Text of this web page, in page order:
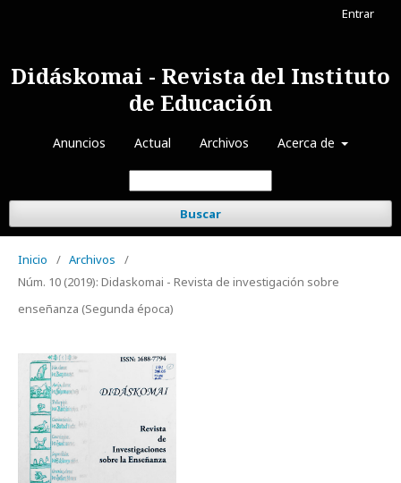
Didáskomai - Revista del Instituto
de Educación
Anuncios Actual Archivos Acerca de
Buscar
Entrar
Inicio / Archivos
/
Núm. 10 (2019): Didaskomai - Revista de investigación sobre
enseñanza (Segunda época)